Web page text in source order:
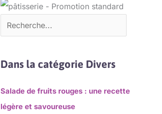
Dans la catégorie Divers
Salade de fruits rouges : une recette
légère et savoureuse